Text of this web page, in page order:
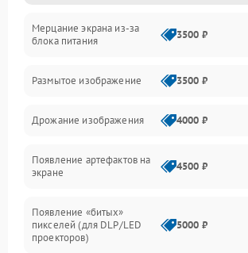
Неисправность управления и
Мерцание экрана из-за
блока питания
3500 ₽
Размытое изображение 3500 ₽
Дрожание изображения 4000 ₽
Появление артефактов на
экране
4500 ₽
Появление «битых»
пикселей (для DLP/LED
проекторов)
5000 ₽